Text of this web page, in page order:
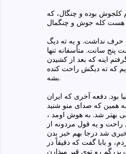
کلجوش بوده و چنگال، که
حرف نداشت. و یه ته دیگ
سانت. متأسفانه تنها
اینه که بعد از کشیدن
که ته دیگش راحت کنده
بشه.
بود. دفعه آخری که ایران
همین که صدای منو شنید
بهتر شد. به هوش اومد ،
راحت و یه قول مردونه از
شد درجا بهم خبر بدن
و بابا گفت که دقیقاً در
رو توی قبر میذارن.